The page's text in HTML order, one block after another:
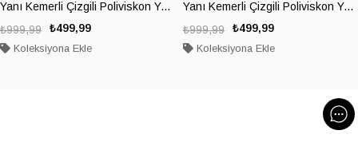
Yanı Kemerli Çizgili Poliviskon Yelek
₺499,99
₺999,99
Koleksiyona Ekle
Yanı Kemerli Çizgili Poliviskon Yelek
₺499,99
₺999,99
Koleksiyona Ekle